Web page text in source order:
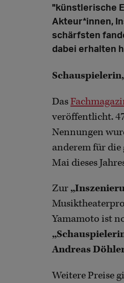
"künstlerische
Akteur*innen,
schärfsten
dabei erhalten
Das
veröffentlicht.
Nennungen
anderem für
Mai dieses
Zur
Yamamoto ist
Andreas
Weitere Preise